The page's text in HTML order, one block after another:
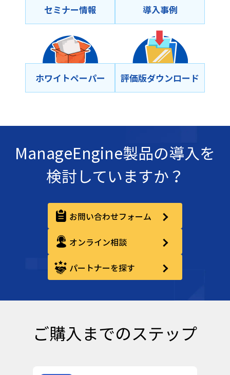
セミナー情報 導⼊事例
ホワイトペーパー 評価版ダウンロード
ManageEngine製品の導入を
検討していますか？
お問い合わせフォーム
オンライン相談
パートナーを探す
ご購入までのステップ